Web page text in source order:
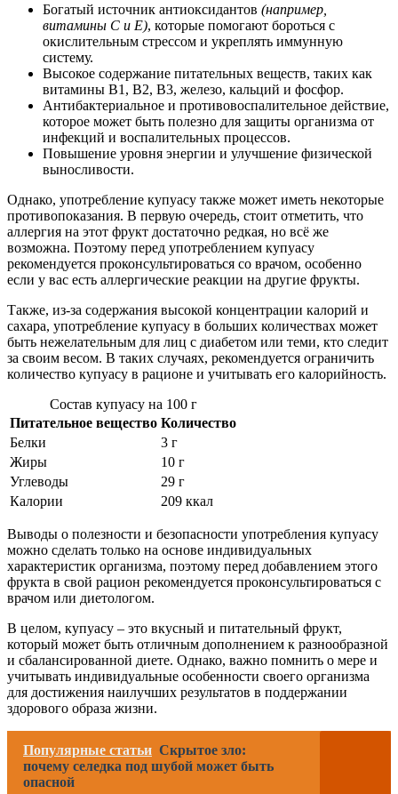
Богатый источник антиоксидантов (например,
витамины C и E), которые помогают бороться с
окислительным стрессом и укреплять иммунную
систему.
Высокое содержание питательных веществ, таких как
витамины B1, B2, B3, железо, кальций и фосфор.
Антибактериальное и противовоспалительное действие,
которое может быть полезно для защиты организма от
инфекций и воспалительных процессов.
Повышение уровня энергии и улучшение физической
выносливости.
Однако, употребление купуасу также может иметь некоторые
противопоказания. В первую очередь, стоит отметить, что
аллергия на этот фрукт достаточно редкая, но всё же
возможна. Поэтому перед употреблением купуасу
рекомендуется проконсультироваться со врачом, особенно
если у вас есть аллергические реакции на другие фрукты.
Также, из-за содержания высокой концентрации калорий и
сахара, употребление купуасу в больших количествах может
быть нежелательным для лиц с диабетом или теми, кто следит
за своим весом. В таких случаях, рекомендуется ограничить
количество купуасу в рационе и учитывать его калорийность.
Состав купуасу на 100 г
Питательное вещество Количество
Белки
3 г
Жиры
10 г
Углеводы
29 г
Калории
209 ккал
Выводы о полезности и безопасности употребления купуасу
можно сделать только на основе индивидуальных
характеристик организма, поэтому перед добавлением этого
фрукта в свой рацион рекомендуется проконсультироваться с
врачом или диетологом.
В целом, купуасу – это вкусный и питательный фрукт,
который может быть отличным дополнением к разнообразной
и сбалансированной диете. Однако, важно помнить о мере и
учитывать индивидуальные особенности своего организма
для достижения наилучших результатов в поддержании
здорового образа жизни.
Популярные статьи Скрытое зло:
почему селедка под шубой может быть
опасной